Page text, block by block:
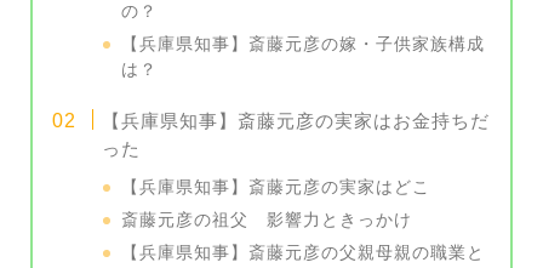
の？
【兵庫県知事】斎藤元彦の嫁・子供家族構成
は？
【兵庫県知事】斎藤元彦の実家はお金持ちだ
った
【兵庫県知事】斎藤元彦の実家はどこ
斎藤元彦の祖父 影響力ときっかけ
【兵庫県知事】斎藤元彦の父親母親の職業と